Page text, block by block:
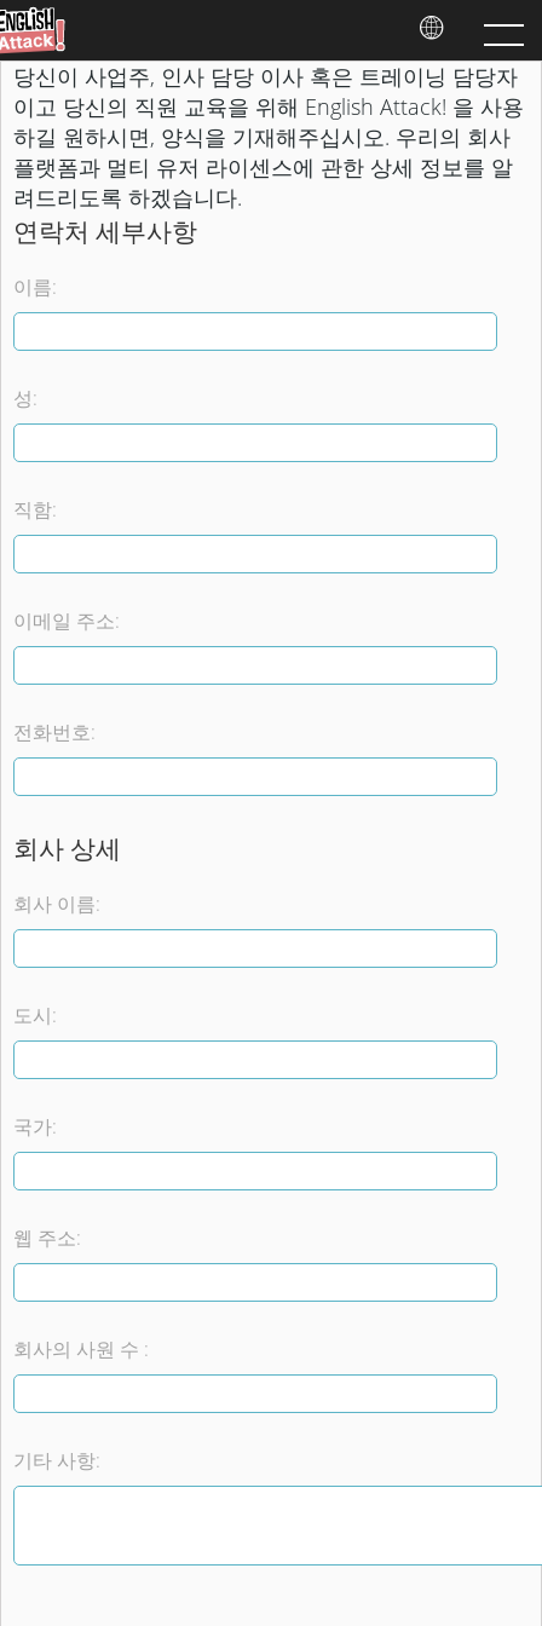
당신이 사업주, 인사 담당 이사 혹은 트레이닝 담당자
이고 당신의 직원 교육을 위해 English Attack! 을 사용
하길 원하시면, 양식을 기재해주십시오. 우리의 회사
플랫폼과 멀티 유저 라이센스에 관한 상세 정보를 알
려드리도록 하겠습니다.
연락처 세부사항
이름:
성:
직함:
이메일 주소:
전화번호:
회사 상세
회사 이름:
도시:
국가:
웹 주소:
회사의 사원 수 :
기타 사항: